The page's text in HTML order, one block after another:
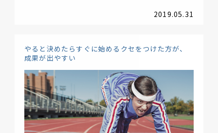
2019.05.31
やると決めたらすぐに始めるクセをつけた方が、
成果が出やすい